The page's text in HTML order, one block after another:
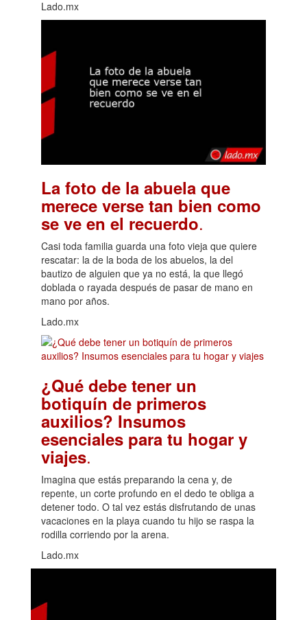
Lado.mx
La foto de la abuela que
merece verse tan bien como
se ve en el recuerdo.
Casi toda familia guarda una foto vieja que quiere
rescatar: la de la boda de los abuelos, la del
bautizo de alguien que ya no está, la que llegó
doblada o rayada después de pasar de mano en
mano por años.
Lado.mx
¿Qué debe tener un
botiquín de primeros
auxilios? Insumos
esenciales para tu hogar y
viajes.
Imagina que estás preparando la cena y, de
repente, un corte profundo en el dedo te obliga a
detener todo. O tal vez estás disfrutando de unas
vacaciones en la playa cuando tu hijo se raspa la
rodilla corriendo por la arena.
Lado.mx